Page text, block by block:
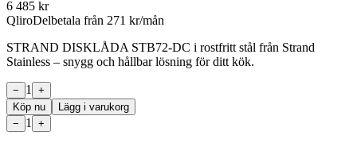
6 485 kr
QliroDelbetala från 271 kr/mån
STRAND DISKLÅDA STB72-DC i rostfritt stål från Strand
Stainless – snygg och hållbar lösning för ditt kök.
− 1
+
Köp nu
Lägg i varukorg
−
1 +